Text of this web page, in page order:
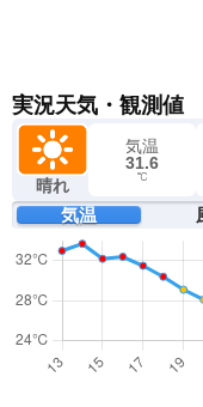
実況天気・観測値
晴れ
気温
31.6
℃
気温